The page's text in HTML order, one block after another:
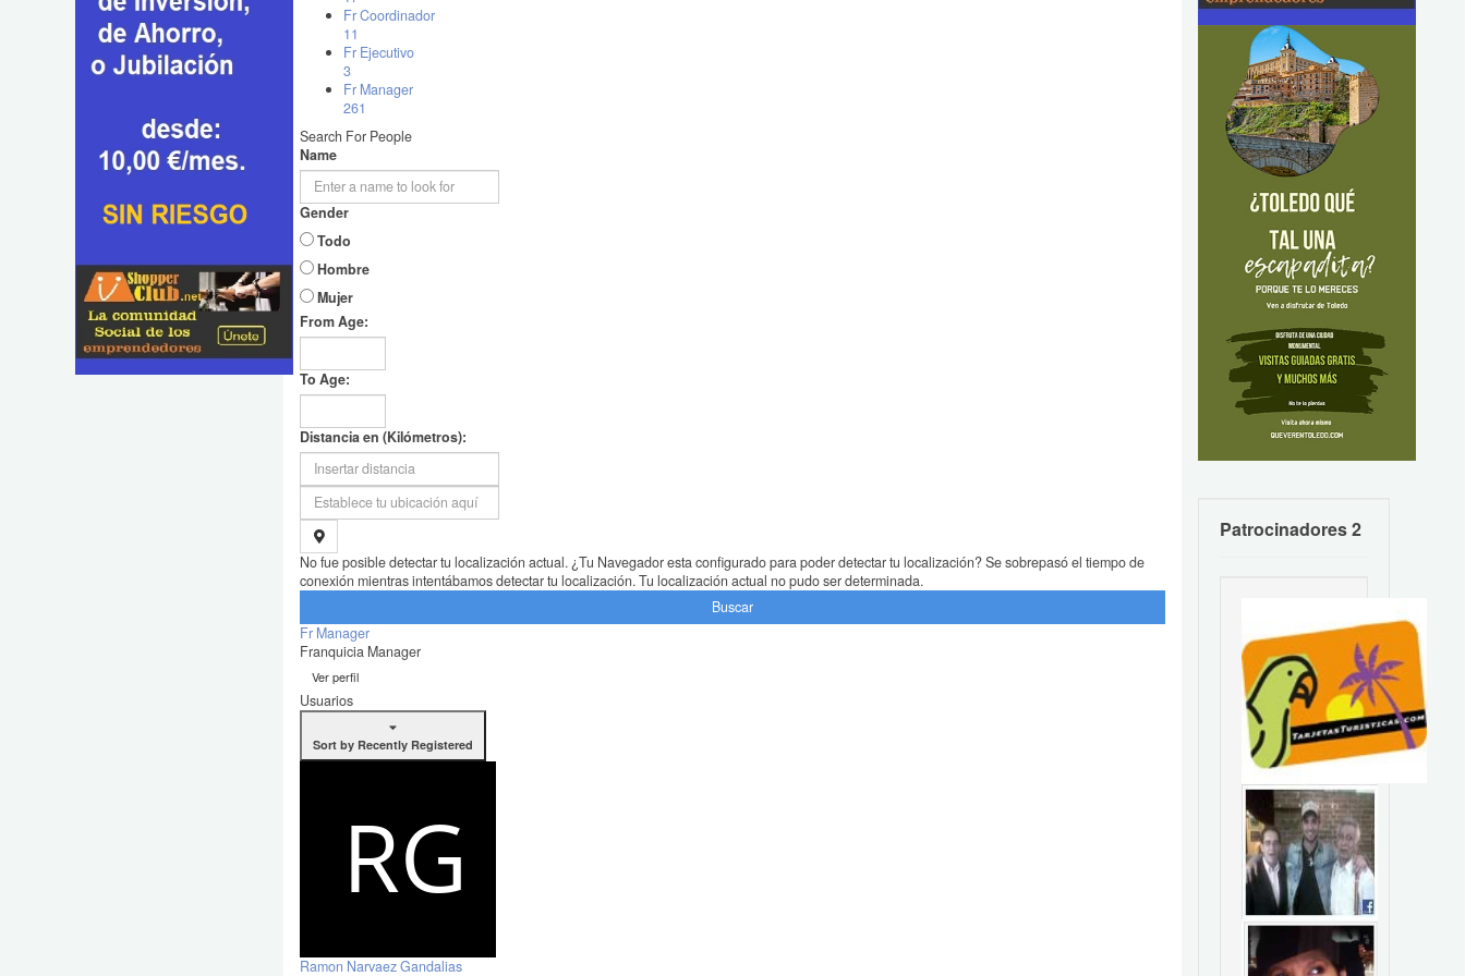
Fr Coordinador
11
Fr Ejecutivo
3
Fr Manager
261
Search For People
Name
Gender
Todo
Hombre
Mujer
From Age:
To Age:
Distancia en (Kilómetros):
No fue posible detectar tu localización actual. ¿Tu Navegador esta configurado para poder detectar tu localización?Se sobrepasó el tiempo de
conexión mientras intentábamos detectar tu localización. Tu localización actual no pudo ser determinada.
Buscar
Fr Manager
Franquicia Manager
Ver perfil
Usuarios
Sort by Recently Registered
Ramon Narvaez Gandalias
Patrocinadores 2